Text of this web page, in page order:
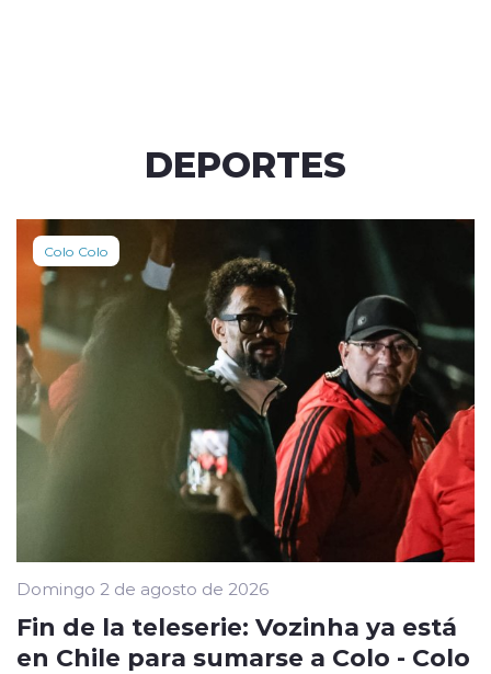
DEPORTES
Colo Colo
Domingo 2 de agosto de 2026
Fin de la teleserie: Vozinha ya está
en Chile para sumarse a Colo - Colo